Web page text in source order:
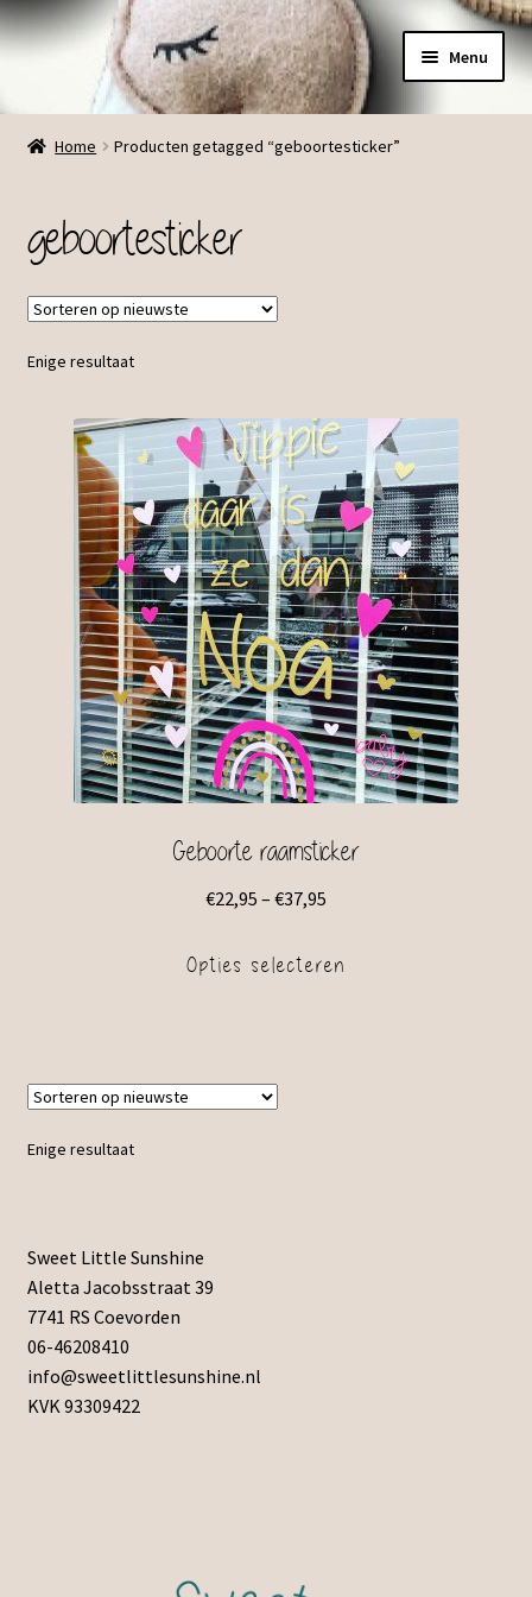
Ga
navigatie
Ga
de
inhoud
Menu
Menu
Home Producten getagged “geboortesticker”
geboortesticker
Enige resultaat
Geboorte raamsticker
€22,95 – €37,95
Opties selecteren
Enige resultaat
Sweet Little Sunshine
Aletta Jacobsstraat 39
7741 RS Coevorden
06-46208410
info@sweetlittlesunshine.nl
KVK 93309422